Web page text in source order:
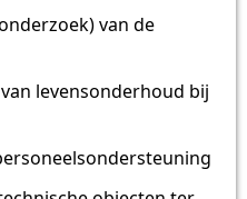
van de
levensonderhoud bij